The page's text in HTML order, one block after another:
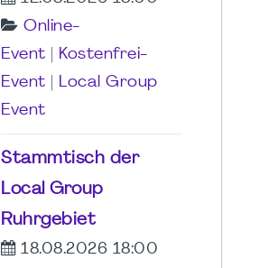
Online-
Event
Kostenfrei-
Event
Local Group
Event
Stammtisch der
Local Group
Ruhrgebiet
18.08.2026 18:00